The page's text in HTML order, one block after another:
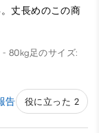
丈長めのこの商
- 80kg足のサイズ:
告 役に立った 2